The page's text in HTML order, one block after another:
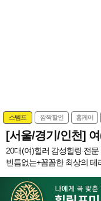
스템프 깜짝할인 홈케어
[서울/경기/인천]
20대(여)힐러 감성힐링 전
빈틈없는+꼼꼼한 최상의